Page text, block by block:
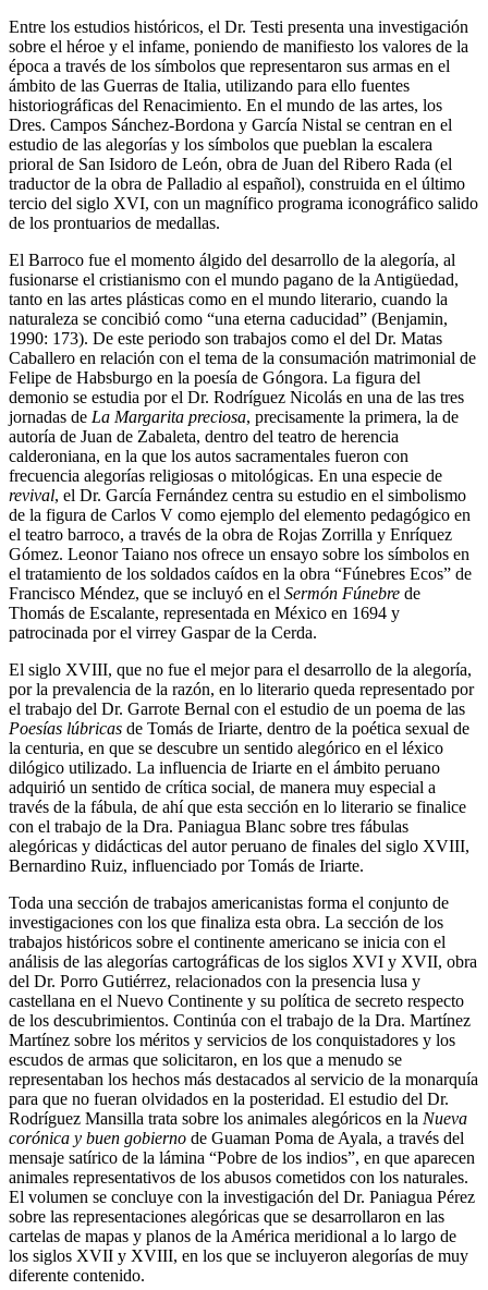
Entre los estudios históricos, el Dr. Testi presenta una investigación
sobre el héroe y el infame, poniendo de manifiesto los valores de la
época a través de los símbolos que representaron sus armas en el
ámbito de las Guerras de Italia, utilizando para ello fuentes
historiográficas del Renacimiento. En el mundo de las artes, los
Dres. Campos Sánchez-Bordona y García Nistal se centran en el
estudio de las alegorías y los símbolos que pueblan la escalera
prioral de San Isidoro de León, obra de Juan del Ribero Rada (el
traductor de la obra de Palladio al español), construida en el último
tercio del siglo XVI, con un magnífico programa iconográfico salido
de los prontuarios de medallas.
El Barroco fue el momento álgido del desarrollo de la alegoría, al
fusionarse el cristianismo con el mundo pagano de la Antigüedad,
tanto en las artes plásticas como en el mundo literario, cuando la
naturaleza se concibió como “una eterna caducidad” (Benjamin,
1990: 173). De este periodo son trabajos como el del Dr. Matas
Caballero en relación con el tema de la consumación matrimonial de
Felipe de Habsburgo en la poesía de Góngora. La figura del
demonio se estudia por el Dr. Rodríguez Nicolás en una de las tres
jornadas de La Margarita preciosa, precisamente la primera, la de
autoría de Juan de Zabaleta, dentro del teatro de herencia
calderoniana, en la que los autos sacramentales fueron con
frecuencia alegorías religiosas o mitológicas. En una especie de
revival, el Dr. García Fernández centra su estudio en el simbolismo
de la figura de Carlos V como ejemplo del elemento pedagógico en
el teatro barroco, a través de la obra de Rojas Zorrilla y Enríquez
Gómez. Leonor Taiano nos ofrece un ensayo sobre los símbolos en
el tratamiento de los soldados caídos en la obra “Fúnebres Ecos” de
Francisco Méndez, que se incluyó en el Sermón Fúnebre de
Thomás de Escalante, representada en México en 1694 y
patrocinada por el virrey Gaspar de la Cerda.
El siglo XVIII, que no fue el mejor para el desarrollo de la alegoría,
por la prevalencia de la razón, en lo literario queda representado por
el trabajo del Dr. Garrote Bernal con el estudio de un poema de las
Poesías lúbricas de Tomás de Iriarte, dentro de la poética sexual de
la centuria, en que se descubre un sentido alegórico en el léxico
dilógico utilizado. La influencia de Iriarte en el ámbito peruano
adquirió un sentido de crítica social, de manera muy especial a
través de la fábula, de ahí que esta sección en lo literario se finalice
con el trabajo de la Dra. Paniagua Blanc sobre tres fábulas
alegóricas y didácticas del autor peruano de finales del siglo XVIII,
Bernardino Ruiz, influenciado por Tomás de Iriarte.
Toda una sección de trabajos americanistas forma el conjunto de
investigaciones con los que finaliza esta obra. La sección de los
trabajos históricos sobre el continente americano se inicia con el
análisis de las alegorías cartográficas de los siglos XVI y XVII, obra
del Dr. Porro Gutiérrez, relacionados con la presencia lusa y
castellana en el Nuevo Continente y su política de secreto respecto
de los descubrimientos. Continúa con el trabajo de la Dra. Martínez
Martínez sobre los méritos y servicios de los conquistadores y los
escudos de armas que solicitaron, en los que a menudo se
representaban los hechos más destacados al servicio de la monarquía
para que no fueran olvidados en la posteridad. El estudio del Dr.
Rodríguez Mansilla trata sobre los animales alegóricos en la Nueva
corónica y buen gobierno de Guaman Poma de Ayala, a través del
mensaje satírico de la lámina “Pobre de los indios”, en que aparecen
animales representativos de los abusos cometidos con los naturales.
El volumen se concluye con la investigación del Dr. Paniagua Pérez
sobre las representaciones alegóricas que se desarrollaron en las
cartelas de mapas y planos de la América meridional a lo largo de
los siglos XVII y XVIII, en los que se incluyeron alegorías de muy
diferente contenido.